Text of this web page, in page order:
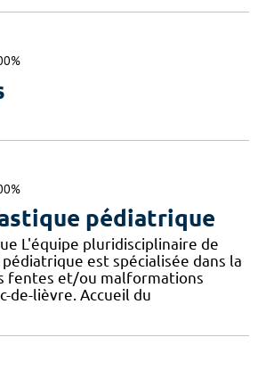
pédiatrique
L'équipe pluridisciplinaire de
est spécialisée dans la
fentes et/ou malformations
de-lièvre. Accueil du